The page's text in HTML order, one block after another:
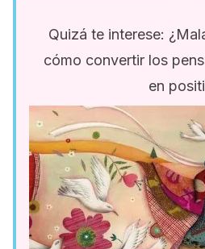
Quizá te interese:
cómo convertir los
en